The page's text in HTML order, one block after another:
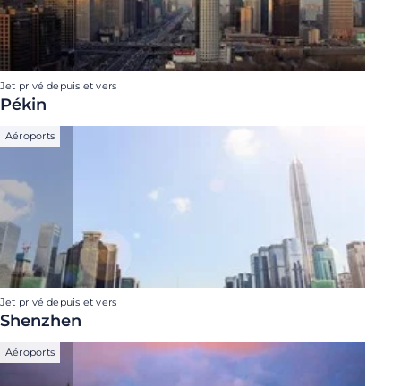
Jet privé depuis et vers
Pékin
Aéroports
Jet privé depuis et vers
Shenzhen
Aéroports